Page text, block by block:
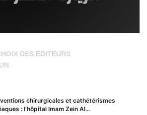
DES ÉDITEURS
chirurgicales et cathétérismes
: l’hôpital Imam Zein Al...